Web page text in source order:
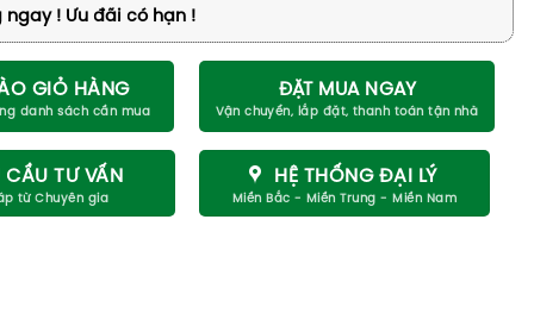
! Ưu đãi có hạn !
GIỎ HÀNG ĐẶT MUA NGAY
CẦU TƯ VẤN HỆ THỐNG ĐẠI LÝ